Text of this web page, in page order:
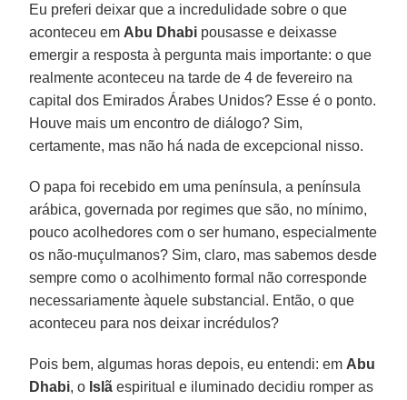
Eu preferi deixar que a incredulidade sobre o que
aconteceu em Abu Dhabi pousasse e deixasse
emergir a resposta à pergunta mais importante: o que
realmente aconteceu na tarde de 4 de fevereiro na
capital dos Emirados Árabes Unidos? Esse é o ponto.
Houve mais um encontro de diálogo? Sim,
certamente, mas não há nada de excepcional nisso.
O papa foi recebido em uma península, a península
arábica, governada por regimes que são, no mínimo,
pouco acolhedores com o ser humano, especialmente
os não-muçulmanos? Sim, claro, mas sabemos desde
sempre como o acolhimento formal não corresponde
necessariamente àquele substancial. Então, o que
aconteceu para nos deixar incrédulos?
Pois bem, algumas horas depois, eu entendi: em Abu
Dhabi, o Islã espiritual e iluminado decidiu romper as